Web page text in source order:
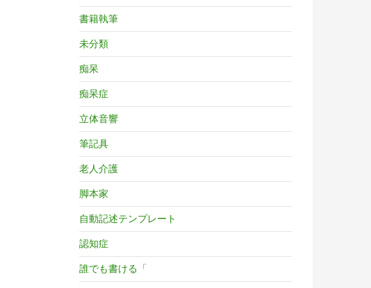
書籍執筆
未分類
痴呆
痴呆症
立体音響
筆記具
老人介護
脚本家
自動記述テンプレート
認知症
誰でも書ける「